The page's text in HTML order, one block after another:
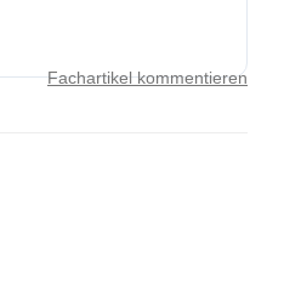
Fachartikel kommentieren